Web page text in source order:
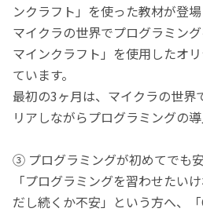
ンクラフト」を使った教材が登場
マイクラの世界でプログラミン
マインクラフト」を使用したオ
ています。
最初の3ヶ月は、マイクラの世界
リアしながらプログラミングの導
③ プログラミングが初めてでも
「プログラミングを習わせたい
だし続くか不安」という方へ、